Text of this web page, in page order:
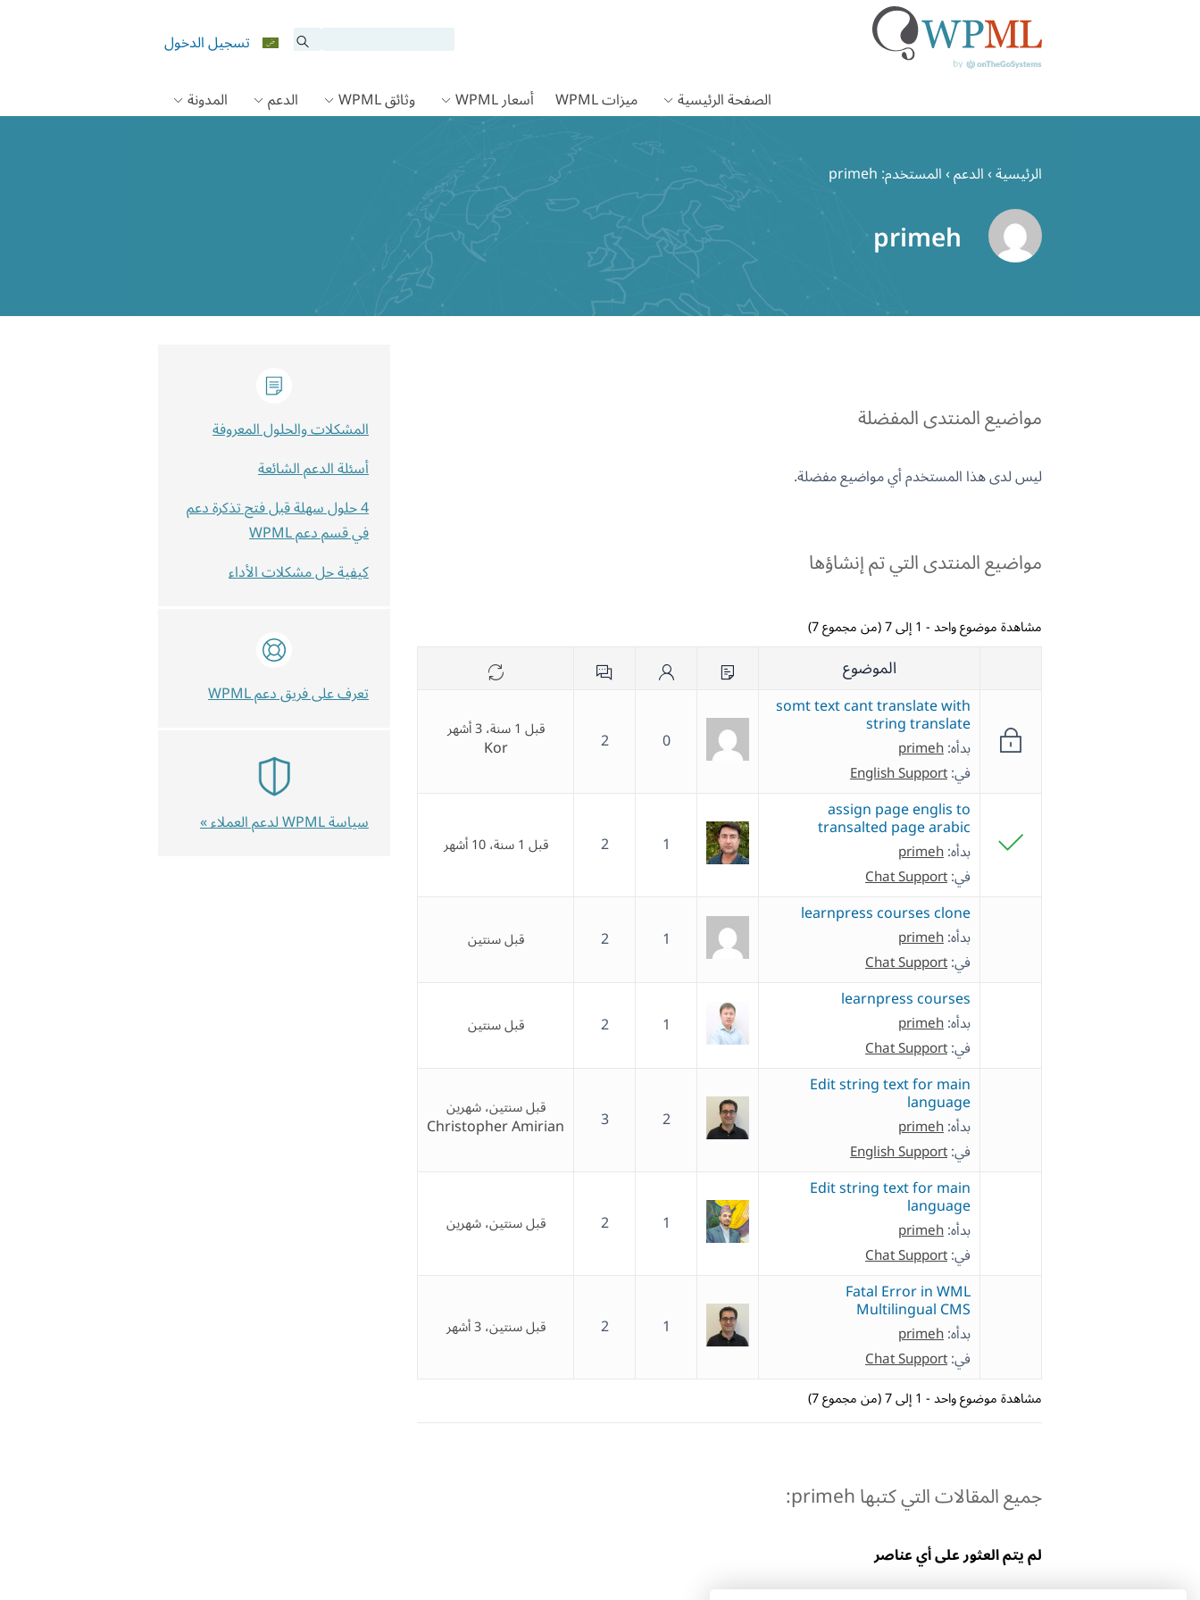
تسجيل الدخول
الصفحة الرئيسية
ميزات WPML أسعار WPML وثائق WPML الدعم المدونة
الرئيسية›الدعم›المستخدم: primeh
primeh
مواضيع المنتدى المفضلة
ليس لدى هذا المستخدم أي مواضيع مفضلة.
مواضيع المنتدى التي تم إنشاؤها
مشاهدة موضوع واحد - 1 إلى 7 (من مجموع 7)
الموضوع
somt text cant translate with
string translate
بدأه:primeh
في:English Support
0
2 قبل 1 سنة، 3 أشهر
Kor
assign page englis to
transalted page arabic
بدأه:primeh
في:Chat Support
1
2 قبل 1 سنة، 10 أشهر
learnpress courses clone
بدأه:primeh
في:Chat Support
1
2 قبل سنتين
learnpress courses
بدأه:primeh
في:Chat Support
1
2 قبل سنتين
Edit string text for main
language
بدأه:primeh
في:English Support
2
3 قبل سنتين، شهرين
Christopher Amirian
Edit string text for main
language
بدأه:primeh
في:Chat Support
1
2 قبل سنتين، شهرين
Fatal Error in WML
Multilingual CMS
بدأه:primeh
في:Chat Support
1
2 قبل سنتين، 3 أشهر
مشاهدة موضوع واحد - 1 إلى 7 (من مجموع 7)
جميع المقالات التي كتبها primeh:
لم يتم العثور على أي عناصر
المشكلات والحلول المعروفة
أسئلة الدعم الشائعة
4 حلول سهلة قبل فتح تذكرة دعم
في قسم دعم WPML
كيفية حل مشكلات الأداء
تعرف على فريق دعم WPML
سياسة WPML لدعم العملاء »